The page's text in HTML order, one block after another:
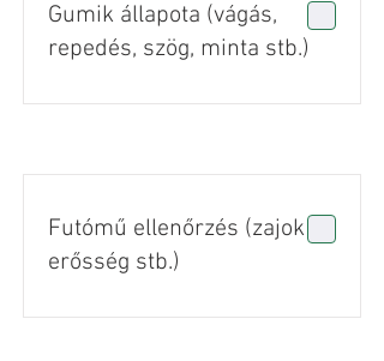
Gumik állapota (vágás,
repedés, szög, minta stb.)
Futómű ellenőrzés (zajok +
erősség stb.)